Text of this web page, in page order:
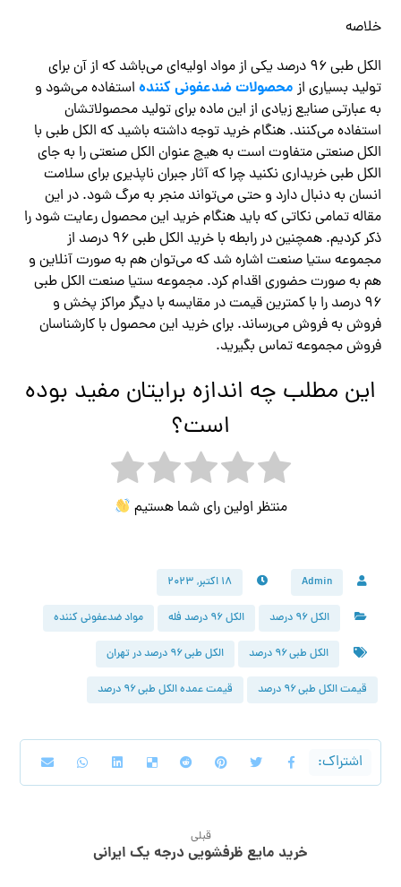
خلاصه
الکل طبی ۹۶ درصد یکی از مواد اولیه‌ای می‌باشد که از آن برای
تولید بسیاری از محصولات ضدعفونی کننده استفاده می‌شود و
به عبارتی صنایع زیادی از این ماده برای تولید محصولاتشان
استفاده می‌کنند. هنگام خرید توجه داشته باشید که الکل طبی با
الکل صنعتی متفاوت است به هیچ عنوان الکل صنعتی را به جای
الکل طبی خریداری نکنید چرا که آثار جبران ناپذیری برای سلامت
انسان به دنبال دارد و حتی می‌تواند منجر به مرگ شود. در این
مقاله تمامی نکاتی که باید هنگام خرید این محصول رعایت شود را
ذکر کردیم. همچنین در رابطه با خرید الکل طبی ۹۶ درصد از
مجموعه ستیا صنعت اشاره شد که می‌توان هم به صورت آنلاین و
هم به صورت حضوری اقدام کرد. مجموعه ستیا صنعت الکل طبی
۹۶ درصد را با کمترین قیمت در مقایسه با دیگر مراکز پخش و
فروش به فروش می‌رساند. برای خرید این محصول با کارشناسان
فروش مجموعه تماس بگیرید.
این مطلب چه اندازه برایتان مفید بوده
است؟
منتظر اولین رای شما هستیم
Admin ۱۸ اکتبر, ۲۰۲۳
الکل 96 درصد الکل 96 درصد فله مواد ضدعفونی کننده
الکل طبی ۹۶ درصد الکل طبی ۹۶ درصد در تهران
قیمت الکل طبی ۹۶ درصد قیمت عمده الکل طبی ۹۶ درصد
قبلی
خرید مایع ظرفشویی درجه یک ایرانی